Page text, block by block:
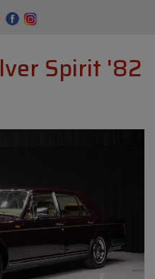
Spirit '82